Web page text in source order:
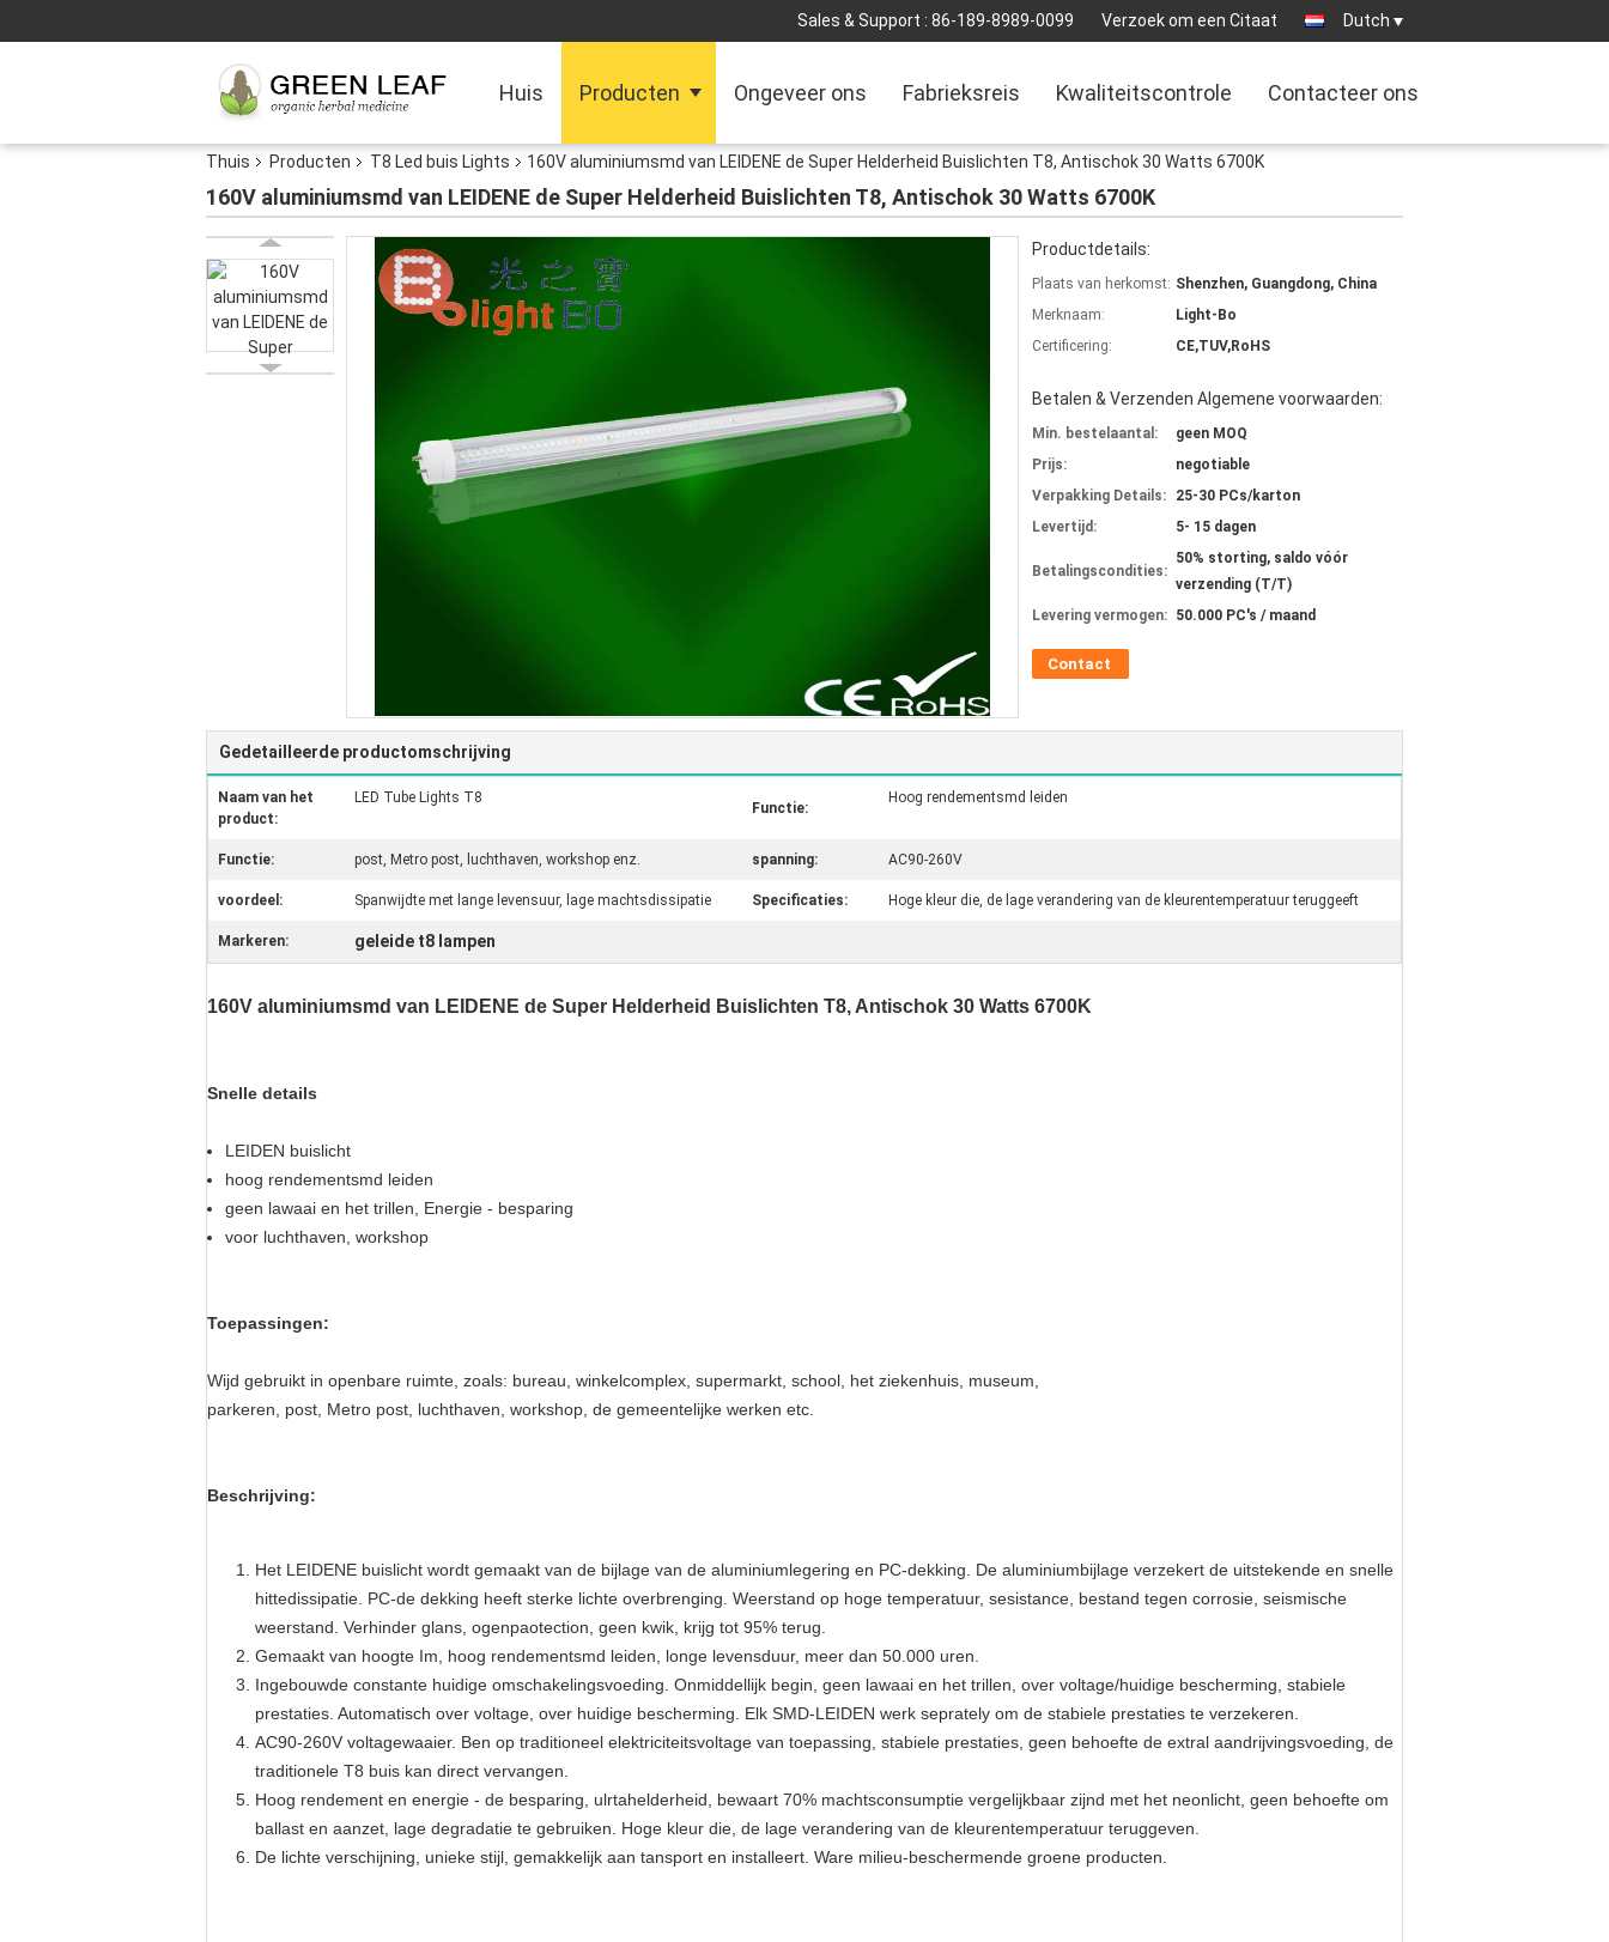
Sales & Support : 86-189-8989-0099 Verzoek om een Citaat Dutch
Huis Producten Ongeveer ons Fabrieksreis Kwaliteitscontrole Contacteer ons
Thuis Producten T8 Led buis Lights 160V aluminiumsmd van LEIDENE de Super Helderheid Buislichten T8, Antischok 30 Watts 6700K
160V aluminiumsmd van LEIDENE de Super Helderheid Buislichten T8, Antischok 30 Watts 6700K
Productdetails:
Plaats van herkomst: Shenzhen, Guangdong, China
Merknaam:
Light-Bo
Certificering:
CE,TUV,RoHS
Betalen & Verzenden Algemene voorwaarden:
Min. bestelaantal:
geen MOQ
Prijs:
negotiable
Verpakking Details:
25-30 PCs/karton
Levertijd:
5- 15 dagen
Betalingscondities:
50% storting, saldo vóór
verzending (T/T)
Levering vermogen: 50.000 PC's / maand
Contact
Gedetailleerde productomschrijving
Naam van het
product:
LED Tube Lights T8
Functie:
Hoog rendementsmd leiden
Functie: post, Metro post, luchthaven, workshop enz. spanning: AC90-260V
voordeel: Spanwijdte met lange levensuur, lage machtsdissipatie Specificaties: Hoge kleur die, de lage verandering van de kleurentemperatuur teruggeeft
Markeren: geleide t8 lampen
160V aluminiumsmd van LEIDENE de Super Helderheid Buislichten T8, Antischok 30 Watts 6700K
Snelle details
LEIDEN buislicht
hoog rendementsmd leiden
geen lawaai en het trillen , Energie - besparing
voor luchthaven, workshop
Toepassingen:
Wijd gebruikt in openbare ruimte, zoals: bureau, winkelcomplex, supermarkt, school, het ziekenhuis, museum,
parkeren, post, Metro post, luchthaven, workshop, de gemeentelijke werken etc.
Beschrijving:
Het LEIDENE buislicht wordt gemaakt van de bijlage van de aluminiumlegering en PC-dekking. De aluminiumbijlage verzekert de uitstekende en snelle
hittedissipatie. PC-de dekking heeft sterke lichte overbrenging. Weerstand op hoge temperatuur, sesistance, bestand tegen corrosie, seismische
weerstand. Verhinder glans, ogenpaotection, geen kwik, krijg tot 95% terug.
Gemaakt van hoogte Im, hoog rendementsmd leiden, longe levensduur, meer dan 50.000 uren.
Ingebouwde constante huidige omschakelingsvoeding. Onmiddellijk begin, geen lawaai en het trillen, over voltage/huidige bescherming, stabiele
prestaties. Automatisch over voltage, over huidige bescherming. Elk SMD-LEIDEN werk seprately om de stabiele prestaties te verzekeren.
AC90-260V voltagewaaier. Ben op traditioneel elektriciteitsvoltage van toepassing, stabiele prestaties, geen behoefte de extral aandrijvingsvoeding, de
traditionele T8 buis kan direct vervangen.
Hoog rendement en energie - de besparing, ulrtahelderheid, bewaart 70% machtsconsumptie vergelijkbaar zijnd met het neonlicht, geen behoefte om
ballast en aanzet, lage degradatie te gebruiken. Hoge kleur die, de lage verandering van de kleurentemperatuur teruggeven.
De lichte verschijning, unieke stijl, gemakkelijk aan tansport en installeert. Ware milieu-beschermende groene producten.